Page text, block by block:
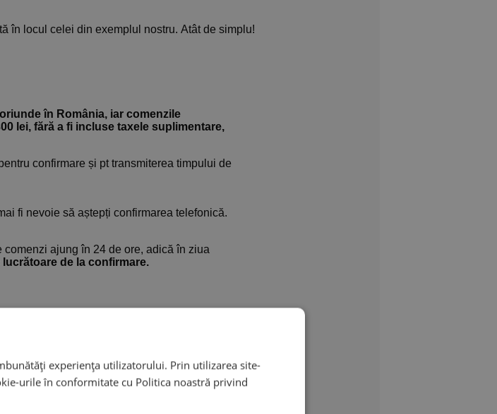
în locul celei din exemplul nostru. Atât de simplu!
în România, iar comenzile
lei, fără a fi incluse taxele suplimentare,
confirmare și pt transmiterea timpului de
fi nevoie să aștepți confirmarea telefonică.
comenzi ajung în 24 de ore, adică în ziua
de la confirmare.
miercuri.
în ziua următoare expediției, iar
condiții meteo nefavorabile, drumuri
experiența utilizatorului. Prin utilizarea site-
urile în conformitate cu Politica noastră privind